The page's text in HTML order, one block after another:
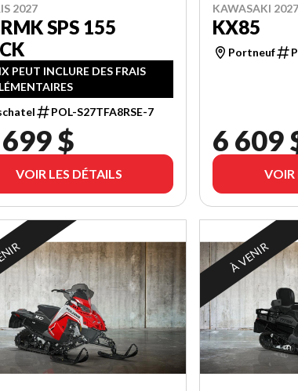
2027
SPS 155
PEUT INCLURE DES FRAIS
POL-S27TFA8RSE-7
$
VOIR LES DÉTAILS
KAWASAKI 2027
KX85
Portneuf
6 609
VOIR
À VENIR